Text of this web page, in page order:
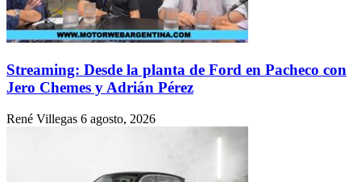
Streaming: Desde la planta de Ford en Pacheco con
Jero Chemes y Adrián Pérez
René Villegas 6 agosto, 2026